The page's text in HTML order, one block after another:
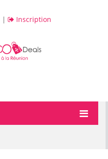
| Inscription